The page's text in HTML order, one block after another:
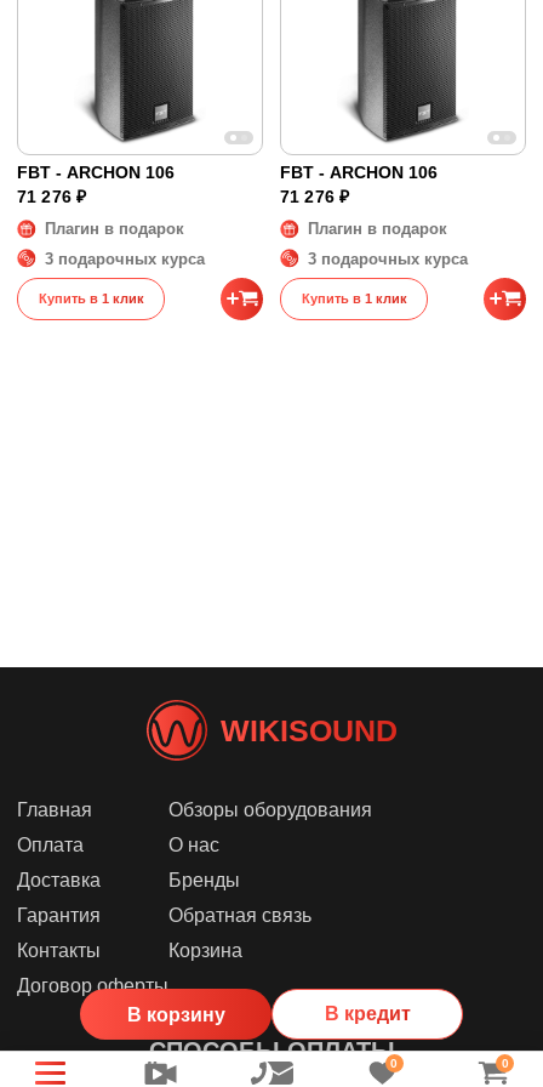
В корзину В кредит
FBT - ARCHON 106
71 276 ₽
Плагин в подарок
3 подарочных курса
Купить в 1 клик
FBT - ARCHON 106
71 276 ₽
Плагин в подарок
3 подарочных курса
Купить в 1 клик
WIKISOUND
Главная
Оплата
Доставка
Гарантия
Контакты
Договор оферты
Обзоры оборудования
О нас
Бренды
Обратная связь
Корзина
СПОСОБЫ ОПЛАТЫ0 0